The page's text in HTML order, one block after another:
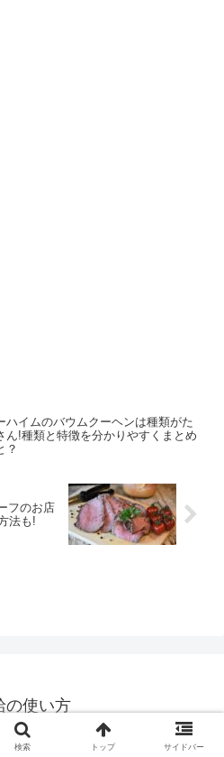
ハイムのバウムクーヘンは種類がた
ん!種類と特徴を分かりやすくまとめ
？
フのお店
法も!
の使い方
有給の使い方.
検索 トップ サイドバー